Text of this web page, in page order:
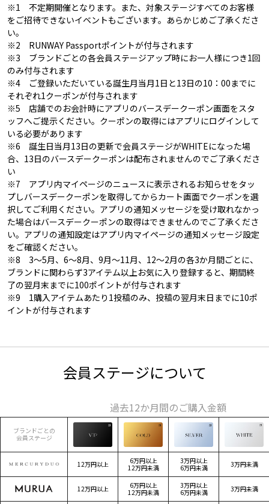
※1 不定期開催となります。また、対象ステージすべてのお客様
をご招待できないイベントもございます。あらかじめご了承くださ
い。
※2 RUNWAY Passportポイントが付与されます
※3 ブランドごとの各会員ステージアップ時にお一人様につき1回
のみ付与されます
※4 ご登録いただいている誕生月当月1日と13日の10：00までに
それぞれ1クーポンが付与されます
※5 店舗でのお会計時にアプリのバースデークーポン画面をスタ
ッフへご提示ください。クーポンの取得にはアプリにログインして
いる必要があります
※6 誕生日当月13日の更新で会員ステージがWHITEになった場
合、13日のバースデークーポンは配布されませんのでご了承くださ
い
※7 アプリ内マイページのニュースに表示されるお知らせをタッ
プしバースデークーポンを取得してからカート画面でクーポンを選
択してご利用ください。アプリの通知メッセージを受け取れなかっ
た場合はバースデークーポンの取得はできませんのでご了承くださ
い。アプリの通知設定はアプリ内マイページの通知メッセージ設定
をご確認ください。
※8 3～5月、6～8月、9月～11月、12～2月の各3か月間ごとに、
ブランドに関わらず3アイテム以上お気に入り登録すると、期間終
了の翌月末までに100ポイントが付与されます
※9 1購入アイテムあたり1投稿のみ、投稿の翌月末日までに10ポ
イントが付与されます
会員ステージについて
過去12か月間のご購入金額
ブランドごとの
会員ステージ
12万円以上
6万円以上
12万円未満
3万円以上
6万円未満
3万円未満
12万円以上
6万円以上
12万円未満
3万円以上
6万円未満
3万円未満